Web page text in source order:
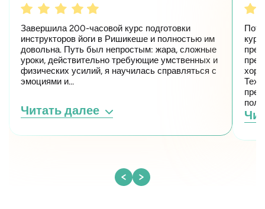
Завершила 200-часовой курс подготовки
инструкторов йоги в Ришикеше и полностью им
довольна. Путь был непростым: жара, сложные
уроки, действительно требующие умственных и
физических усилий, я научилась справляться с
эмоциями и…
Читать далее